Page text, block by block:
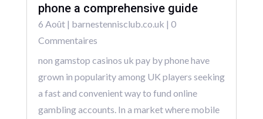
phone a comprehensive guide
6 Août| barnestennisclub.co.uk | 0
Commentaires
non gamstop casinos uk pay by phone have
grown in popularity among UK players seeking
a fast and convenient way to fund online
gambling accounts. In a market where mobile